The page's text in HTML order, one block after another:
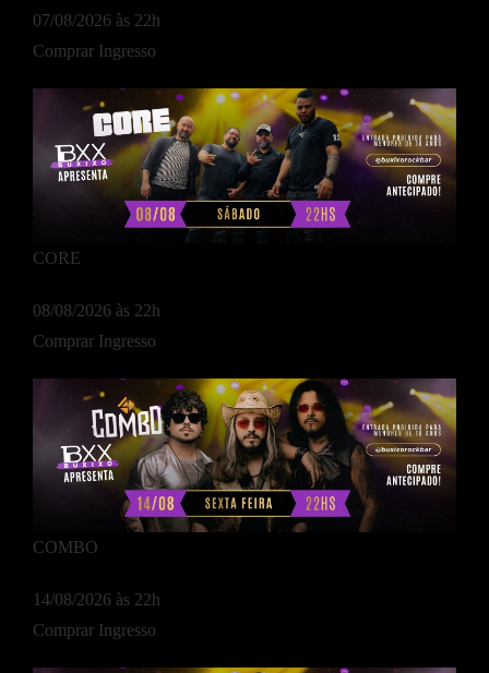
07/08/2026 às 22h
Comprar Ingresso
CORE
08/08/2026 às 22h
Comprar Ingresso
COMBO
14/08/2026 às 22h
Comprar Ingresso